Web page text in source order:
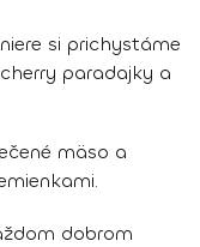
si prichystáme
paradajky a
mäso a
dobrom